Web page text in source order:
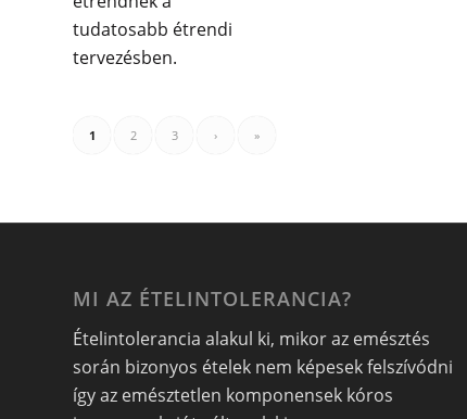
tudatosabb étrendi
tervezésben.
1 2 3 › »
MI AZ ÉTELINTOLERANCIA?
Ételintolerancia alakul ki, mikor az emésztés
során bizonyos ételek nem képesek felszívódni
így az emésztetlen komponensek kóros